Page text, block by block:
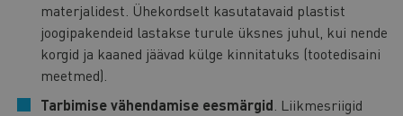
materjalidest. Ühekordselt kasutatavaid plastist
joogipakendeid lastakse turule üksnes juhul, kui nende
korgid ja kaaned jäävad külge kinnitatuks (tootedisaini
meetmed).
Tarbimise vähendamise eesmärgid. Liikmesriigid